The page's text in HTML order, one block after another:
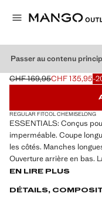
Passer au contenu
TRENCH
Prix initial barré [CHF
CHF 169,95
Prix actuel [CHF 135,95 ]
CHF 135,95-
Choisissez une couleur
REGULAR FITCOL CHEMISELONG
ESSENTIALS: Conçus
imperméable. Coupe
les côtés. Manches
Ouverture arrière en bas.
Hydrofuge : La finition
Col classique. Tissu 100
EN LIRE PLUS
DÉTAILS,